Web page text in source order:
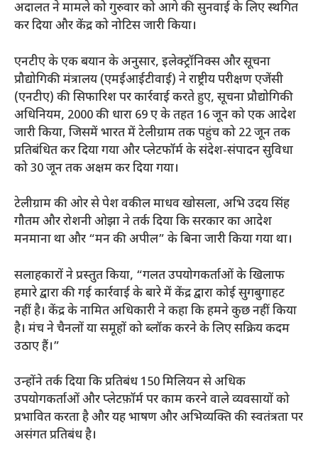
अदालत ने मामले को गुरुवार को आगे की सुनवाई के लिए स्थगित
कर दिया और केंद्र को नोटिस जारी किया।
एनटीए के एक बयान के अनुसार, इलेक्ट्रॉनिक्स और सूचना
प्रौद्योगिकी मंत्रालय (एमईआईटीवाई) ने राष्ट्रीय परीक्षण एजेंसी
(एनटीए) की सिफारिश पर कार्रवाई करते हुए, सूचना प्रौद्योगिकी
अधिनियम, 2000 की धारा 69 ए के तहत 16 जून को एक आदेश
जारी किया, जिसमें भारत में टेलीग्राम तक पहुंच को 22 जून तक
प्रतिबंधित कर दिया गया और प्लेटफॉर्म के संदेश-संपादन सुविधा
को 30 जून तक अक्षम कर दिया गया।
टेलीग्राम की ओर से पेश वकील माधव खोसला, अभि उदय सिंह
गौतम और रोशनी ओझा ने तर्क दिया कि सरकार का आदेश
मनमाना था और “मन की अपील” के बिना जारी किया गया था।
सलाहकारों ने प्रस्तुत किया, “गलत उपयोगकर्ताओं के खिलाफ
हमारे द्वारा की गई कार्रवाई के बारे में केंद्र द्वारा कोई सुगबुगाहट
नहीं है। केंद्र के नामित अधिकारी ने कहा कि हमने कुछ नहीं किया
है। मंच ने चैनलों या समूहों को ब्लॉक करने के लिए सक्रिय कदम
उठाए हैं।”
उन्होंने तर्क दिया कि प्रतिबंध 150 मिलियन से अधिक
उपयोगकर्ताओं और प्लेटफ़ॉर्म पर काम करने वाले व्यवसायों को
प्रभावित करता है और यह भाषण और अभिव्यक्ति की स्वतंत्रता पर
असंगत प्रतिबंध है।